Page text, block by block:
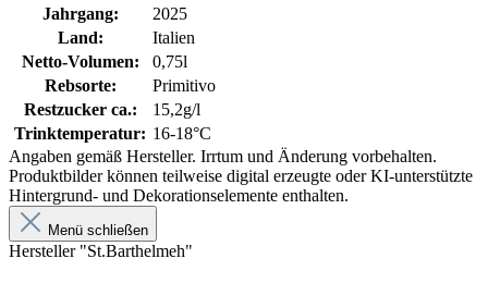
Jahrgang:
2025
Land:
Italien
Netto-Volumen:
0,75l
Rebsorte:
Primitivo
Restzucker ca.:
15,2g/l
Trinktemperatur: 16-18°C
Angaben gemäß Hersteller. Irrtum und Änderung vorbehalten.
Produktbilder können teilweise digital erzeugte oder KI-unterstützte
Hintergrund- und Dekorationselemente enthalten.
Menü schließen
Hersteller "St.Barthelmeh"